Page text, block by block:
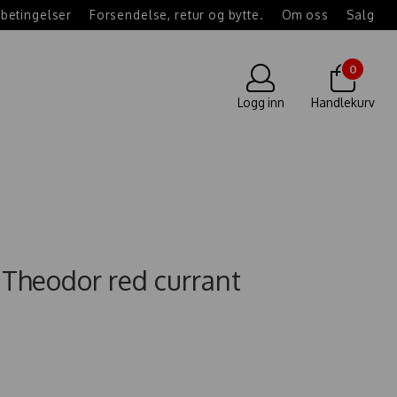
Forsendelse, retur og bytte. Om oss Salg
Logg inn
0
Handlekurv
red currant